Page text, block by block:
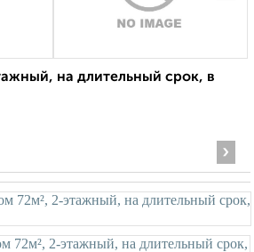
на длительный срок, в
›